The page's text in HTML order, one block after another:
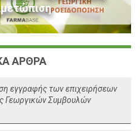
ΑΡΘΡΑ
των επιχειρήσεων
Συμβουλών